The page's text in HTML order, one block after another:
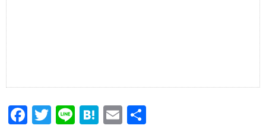
Facebook
Twitter
LineHatena
Email